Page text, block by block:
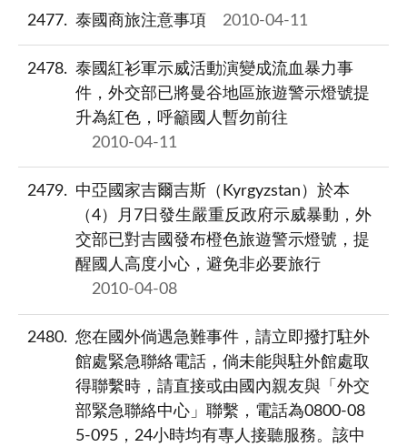
2477 泰國商旅注意事項 2010-04-11
2478
泰國紅衫軍示威活動演變成流血暴力事
件，外交部已將曼谷地區旅遊警示燈號提
升為紅色，呼籲國人暫勿前往
2010-04-11
2479
中亞國家吉爾吉斯（Kyrgyzstan）於本
（4）月7日發生嚴重反政府示威暴動，外
交部已對吉國發布橙色旅遊警示燈號，提
醒國人高度小心，避免非必要旅行
2010-04-08
2480
您在國外倘遇急難事件，請立即撥打駐外
館處緊急聯絡電話，倘未能與駐外館處取
得聯繫時，請直接或由國內親友與「外交
部緊急聯絡中心」聯繫，電話為0800-08
5-095，24小時均有專人接聽服務。該中